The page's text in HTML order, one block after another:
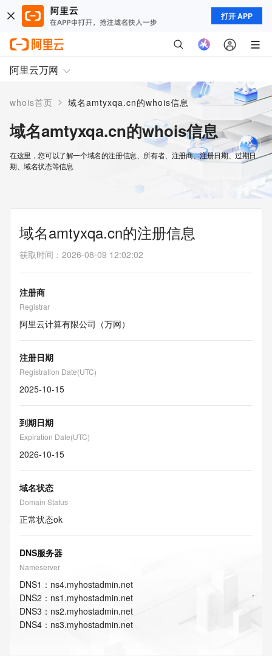
打开 APP
阿里云万网
whois首页 > 域名amtyxqa.cn的whois信息
域名amtyxqa.cn的whois信息
在这里，您可以了解一个域名的注册信息、所有者、注册商、注册日期、过期日
期、域名状态等信息
域名amtyxqa.cn的注册信息
获取时间 ： 2026-08-09 12:02:02
注册商
Registrar
阿里云计算有限公司（万网）
注册日期
Registration Date(UTC)
2025-10-15
到期日期
Expiration Date(UTC)
2026-10-15
域名状态
Domain Status
正常状态ok
DNS服务器
Nameserver
DNS1 ： ns4.myhostadmin.net
DNS2 ： ns1.myhostadmin.net
DNS3 ： ns2.myhostadmin.net
DNS4 ： ns3.myhostadmin.net